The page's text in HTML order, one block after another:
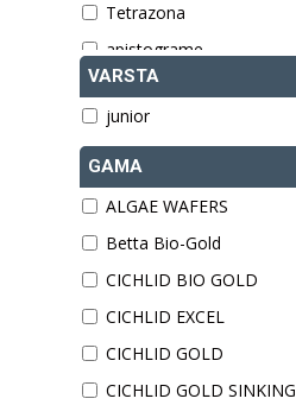
GAMA
ALGAE WAFERS
Betta Bio-Gold
CICHLID BIO GOLD
CICHLID EXCEL
CICHLID GOLD
CICHLID GOLD SINKING
Tetrazona
apistograme
ciclide
ciclide pitice
crabi
creveti
discusi
homari
koi
mormoloci
pesti marini
VARSTA
junior